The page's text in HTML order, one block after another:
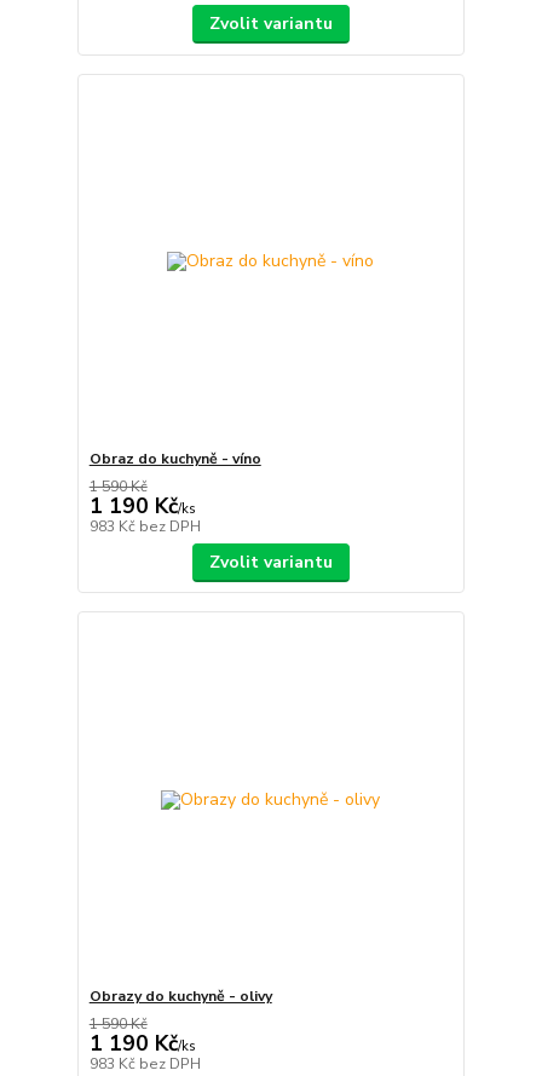
Zvolit variantu
Obraz do kuchyně - víno
1 590 Kč
1 190 Kč/ks
983 Kč bez DPH
Zvolit variantu
Obrazy do kuchyně - olivy
1 590 Kč
1 190 Kč/ks
983 Kč bez DPH